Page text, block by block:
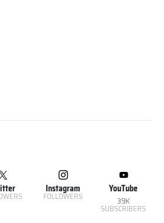
Instagram
FOLLOWERS
YouTube
39K
SUBSCRIBERS